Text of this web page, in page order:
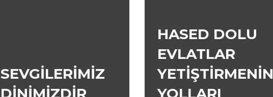
SEVGİLERİMİZ
DİNİMİZDİR
HASED DOLU
EVLATLAR
YETİŞTİRMENİN
YOLLARI